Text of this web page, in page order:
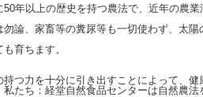
50年以上の歴史を持つ農法で、近年の農
論、家畜等の糞尿等も一切使わず、太
育ちます。
持つ力を十分に引き出すことによって、
たち：経堂自然食品センターは自然農法